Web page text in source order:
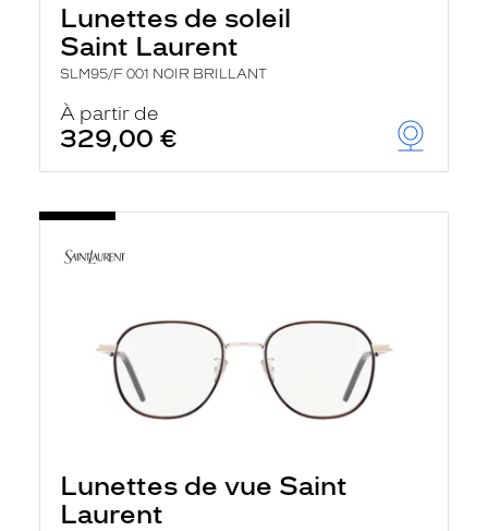
Lunettes de soleil
Saint Laurent
SLM95/F 001 NOIR BRILLANT
À partir de
329,00 €
Lunettes de vue Saint
Laurent